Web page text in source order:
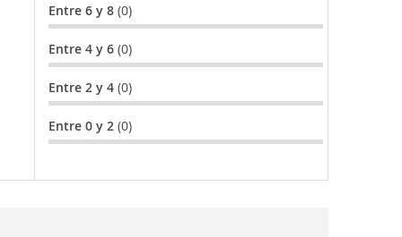
Entre 6 y 8 (0)
Entre 4 y 6 (0)
Entre 2 y 4 (0)
Entre 0 y 2 (0)